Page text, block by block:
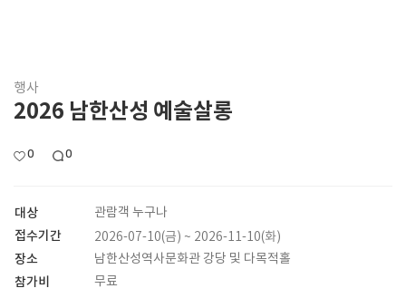
행사
2026 남한산성 예술살롱
0 0
대상 관람객 누구나
접수기간 2026-07-10(금) ~ 2026-11-10(화)
장소 남한산성역사문화관 강당 및 다목적홀
참가비 무료